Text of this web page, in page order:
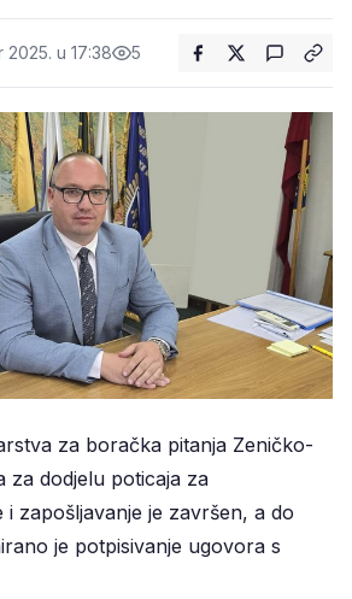
2025. u 17:38 5
za boračka pitanja Zeničko-
za dodjelu poticaja za
i zapošljavanje je završen, a do
je potpisivanje ugovora s